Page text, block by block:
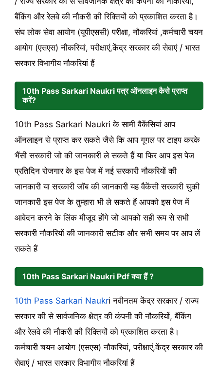
बैंकिंग और रेलवे की नौकरी की रिक्तियों को प्रकाशित करता है।
संघ लोक सेवा आयोग (यूपीएससी) परीक्षा, नौकरियां ,कर्मचारी चयन
आयोग (एसएस) नौकरियां, परीक्षाएं,केंद्र सरकार की सेवाएं / भारत
सरकार विभागीय नौकरियां हैं
10th Pass Sarkari Naukri पत्र ऑनलाइन कैसे प्राप्त
करें?
10th Pass Sarkari Naukri के सामी वैकेंसियां आप
ऑनलाइन से प्राप्त कर सकते जैसे कि आप गूगल पर टाइप करके
भैंसी सरकारी जो की जानकारी ले सकते हैं या फिर आप इस पेज
प्रतिदिन रोजगार के इस पेज में नई सरकारी नौकरियों की
जानकारी या सरकारी जॉब की जानकारी यह वैकेंसी सरकारी चुकी
जानकारी इस पेज के तुम्हारा भी ले सकते हैं आपको इस पेज में
आवेदन करने के लिंक मौजूद होंगे जो आपको सही रूप से सभी
सरकारी नौकरियों की जानकारी सटीक और सभी समय पर आप लें
सकते हैं
10th Pass Sarkari Naukri Pdf क्या हैं ?
10th Pass Sarkari Naukri नवीनतम केंद्र सरकार / राज्य
सरकार की से सार्वजनिक क्षेत्र की कंपनी की नौकरियों, बैंकिंग
और रेलवे की नौकरी की रिक्तियों को प्रकाशित करता है।
कर्मचारी चयन आयोग (एसएस) नौकरियां, परीक्षाएं,केंद्र सरकार की
सेवाएं / भारत सरकार विभागीय नौकरियां हैं